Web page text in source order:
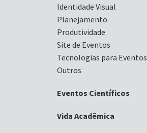
Identidade Visual
Planejamento
Produtividade
Site de Eventos
Tecnologias para Eventos
Outros
Eventos Científicos
Vida Acadêmica